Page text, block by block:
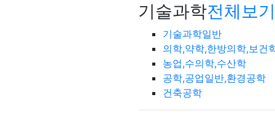
기술과학전체보
기술과학일반
의학,약학,한방의학,보건
농업,수의학,수산학
공학,공업일반,환경공학
건축공학